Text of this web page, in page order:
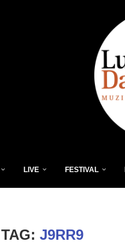
LIVE FESTIVAL
TAG:J9RR9